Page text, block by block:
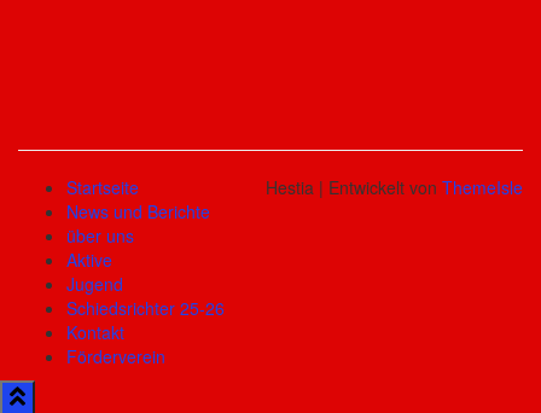
Startseite
News und Berichte
über uns
Aktive
Jugend
Schiedsrichter 25-26
Kontakt
Förderverein
Hestia | Entwickelt von ThemeIsle